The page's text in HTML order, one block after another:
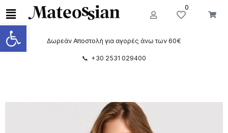
Ανοίξτε τη γραμμή εργαλείων
0
Δωρεάν Αποστολή για αγορές άνω των 60€
📞 +30 2531 029400